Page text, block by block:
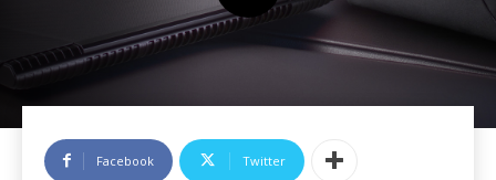
Facebook Twitter